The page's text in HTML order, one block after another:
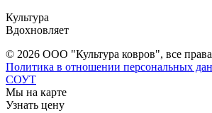
Культура
Вдохновляет
© 2026 ООО "Культура ковров", все
Политика в отношении персональных
СОУТ
Мы на карте
Узнать цену